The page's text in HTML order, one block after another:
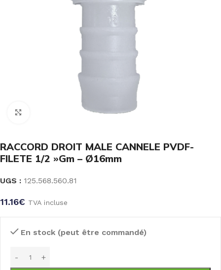
Click to enlarge
RACCORD DROIT MALE CANNELE PVDF-
FILETE 1/2 »Gm – Ø16mm
UGS : 125.568.560.81
11.16€ TVA incluse
En stock (peut être commandé)